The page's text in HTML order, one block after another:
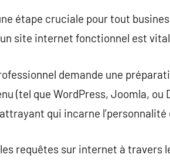
étape cruciale pour tout
site internet fonctionnel est
demande une
(tel que WordPress, Joomla,
qui incarne l’personnalité
requêtes sur internet à travers